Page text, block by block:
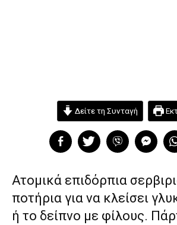
Δείτε τη Συνταγή
Ατομικά επιδόρπια
ποτήρια για να κλείσει
ή το δείπνο με φίλους.